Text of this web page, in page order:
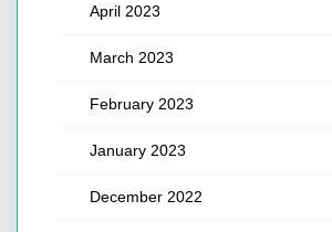
April 2023
March 2023
February 2023
January 2023
December 2022